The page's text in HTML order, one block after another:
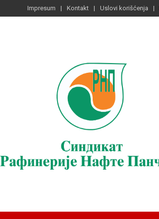
Impresum Kontakt Uslovi korišćenja